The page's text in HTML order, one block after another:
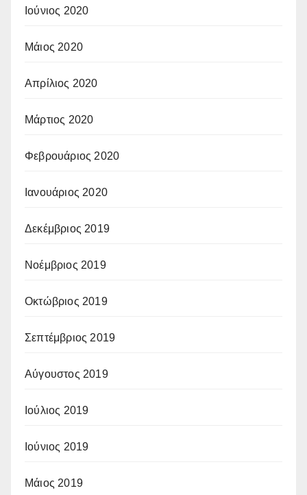
Ιούνιος 2020
Μάιος 2020
Απρίλιος 2020
Μάρτιος 2020
Φεβρουάριος 2020
Ιανουάριος 2020
Δεκέμβριος 2019
Νοέμβριος 2019
Οκτώβριος 2019
Σεπτέμβριος 2019
Αύγουστος 2019
Ιούλιος 2019
Ιούνιος 2019
Μάιος 2019